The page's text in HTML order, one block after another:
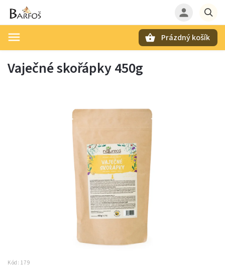
Prázdný košík
Vaječné skořápky 450g
Kód: 179